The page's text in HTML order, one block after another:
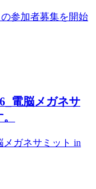
参加者募集を開始
電脳メガネサ
メガネサミット in